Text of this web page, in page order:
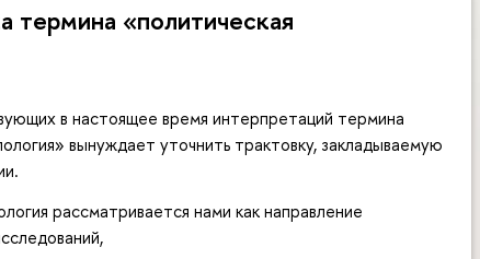
термина «политическая
в настоящее время интерпретаций термина
вынуждает уточнить трактовку, закладываемую
рассматривается нами как направление